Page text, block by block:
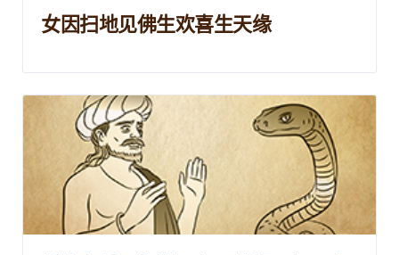
女因扫地见佛生欢喜生天缘